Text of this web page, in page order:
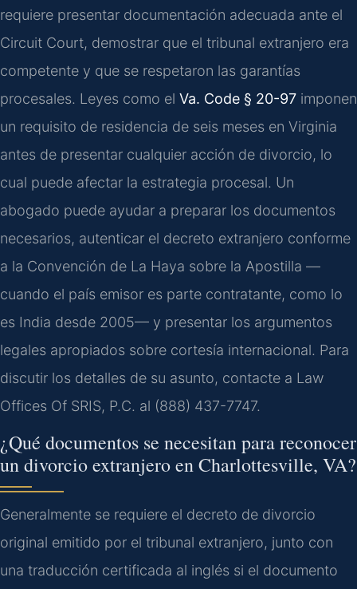
requiere presentar documentación adecuada ante el
Circuit Court, demostrar que el tribunal extranjero era
competente y que se respetaron las garantías
procesales. Leyes como el Va. Code § 20-97 imponen
un requisito de residencia de seis meses en Virginia
antes de presentar cualquier acción de divorcio, lo
cual puede afectar la estrategia procesal. Un
abogado puede ayudar a preparar los documentos
necesarios, autenticar el decreto extranjero conforme
a la Convención de La Haya sobre la Apostilla —
cuando el país emisor es parte contratante, como lo
es India desde 2005— y presentar los argumentos
legales apropiados sobre cortesía internacional. Para
discutir los detalles de su asunto, contacte a Law
Offices Of SRIS, P.C. al (888) 437-7747.
¿Qué documentos se necesitan para reconocer
un divorcio extranjero en Charlottesville, VA?
Generalmente se requiere el decreto de divorcio
original emitido por el tribunal extranjero, junto con
una traducción certificada al inglés si el documento